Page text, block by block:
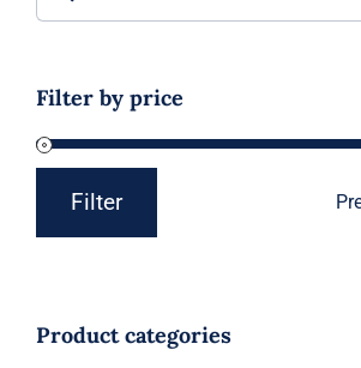
nach:
Filter by price
Max.
Filter
Product categories